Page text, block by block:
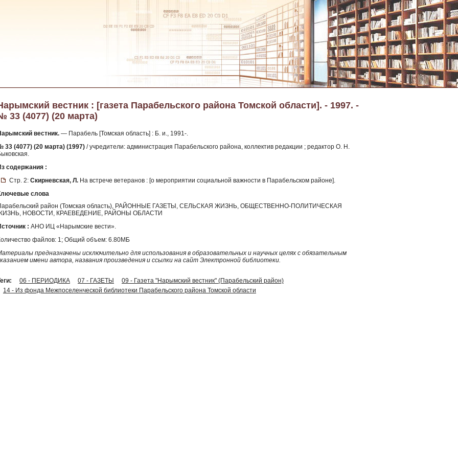
вестник : [газета Парабельского района Томской области]. - 1997. -
33 (4077) (20 марта)
вестник. — Парабель [Томская область] : Б. и., 1991-.
33 (4077) (20 марта) (1997) / учредители: администрация Парабельского района, коллектив редакции ; редактор О. Н.
содержания :
Стр. 2: Скирневская, Л. На встрече ветеранов : [о мероприятии социальной важности в Парабельском районе].
слова
район (Томская область), РАЙОННЫЕ ГАЗЕТЫ, СЕЛЬСКАЯ ЖИЗНЬ, ОБЩЕСТВЕННО-ПОЛИТИЧЕСКАЯ
НОВОСТИ, КРАЕВЕДЕНИЕ, РАЙОНЫ ОБЛАСТИ
: АНО ИЦ «Нарымские вести».
файлов: 1; Общий объем: 6.80МБ
предназначены исключительно для использования в образовательных и научных целях с обязательным
имени автора, названия произведения и ссылки на сайт Электронной библиотеки.
06 - ПЕРИОДИКА 07 - ГАЗЕТЫ
09 - Газета "Нарымский вестник" (Парабельский район)
14 - Из фонда Межпоселенческой библиотеки Парабельского района Томской области